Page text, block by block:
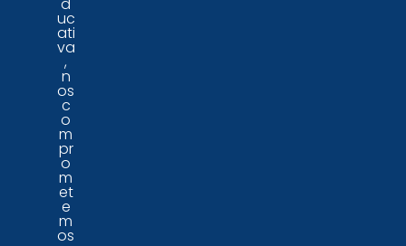
uc
ati
va
,
n
os
c
o
m
pr
o
m
et
e
m
os